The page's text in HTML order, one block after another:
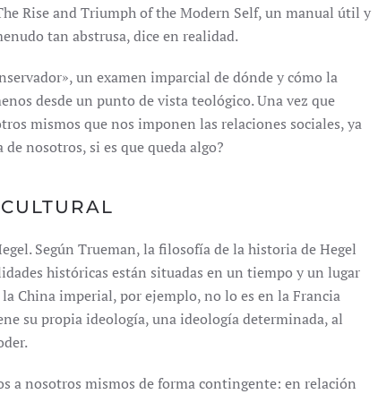
Rise and Triumph of the Modern Self, un manual útil y
tan abstrusa, dice en realidad.
un examen imparcial de dónde y cómo la
desde un punto de vista teológico. Una vez que
mismos que nos imponen las relaciones sociales, ya
de nosotros, si es que queda algo?
Según Trueman, la filosofía de la historia de Hegel
históricas están situadas en un tiempo y un lugar
China imperial, por ejemplo, no lo es en la Francia
su propia ideología, una ideología determinada, al
a nosotros mismos de forma contingente: en relación